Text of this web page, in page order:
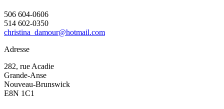
506 604-0606
514 602-0350
christina_damour@hotmail.com
Adresse
282, rue Acadie
Grande-Anse
Nouveau-Brunswick
E8N 1C1